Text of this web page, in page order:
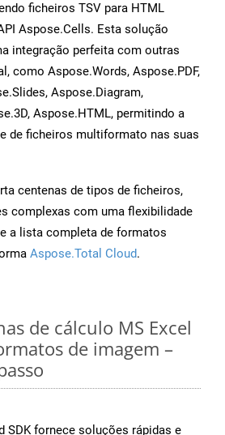
ficheiros TSV para HTML
Aspose.Cells. Esta solução
integração perfeita com outras
como Aspose.Words, Aspose.PDF,
Aspose.Diagram,
Aspose.HTML, permitindo a
de ficheiros multiformato nas suas
centenas de tipos de ficheiros,
complexas com uma flexibilidade
a lista completa de formatos
Aspose.Total Cloud.
de cálculo MS Excel
de imagem –
SDK fornece soluções rápidas e